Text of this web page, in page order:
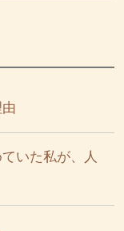
いた私が、人